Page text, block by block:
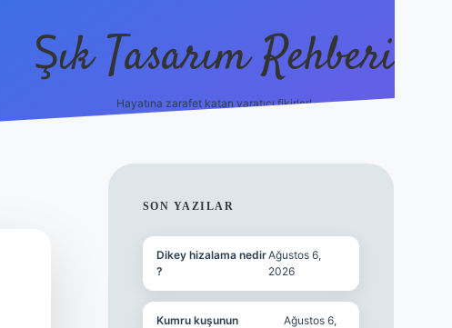
Şık Tasarım Rehberi
Hayatına zarafet katan yaratıcı fikirler!
SIDEBAR
SON YAZILAR
Dikey hizalama nedir
?
Ağustos 6,
2026
Kumru kuşunun
Ağustos 6,
vdcasino giriş